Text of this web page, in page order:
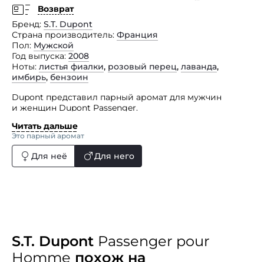
Возврат
Бренд S.T. Dupont
Страна производитель Франция
Пол Мужской
Год выпуска 2008
Ноты листья фиалки, розовый перец, лаванда,
имбирь, бензоин
Dupont представил парный аромат для мужчин
и женщин Dupont Passenger.
Мужской парфюм Dupont Passenger pour Homme
составлен из нот бергамота, грейпфрута, листьев
фиалки, имбиря, кардамона, розового перца, лаванды,
гаякового дерева, пачули, бензоина и аккорда кожи.
Читать дальше
Это парный аромат
Для неё Для него
S.T. Dupont Passenger pour
Homme похож на